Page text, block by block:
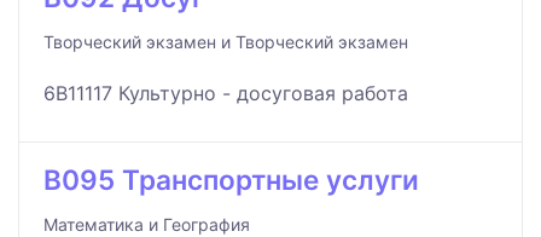
Творческий экзамен и Творческий экзамен
6B11117 Культурно - досуговая работа
B095 Транспортные услуги
Математика и География